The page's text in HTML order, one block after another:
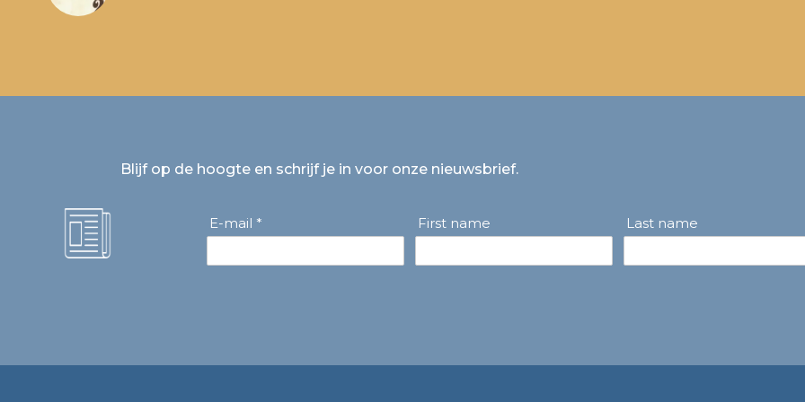
Blijf op de hoogte en schrijf je in voor onze nieuwsbrief.
E-mail * First name
Last name